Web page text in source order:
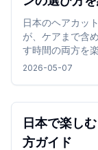
日本のヘアカッ
が、ケアまで含
す時間の両方を
丁寧に進められ
2026-05-07
日本で楽し
方ガイド